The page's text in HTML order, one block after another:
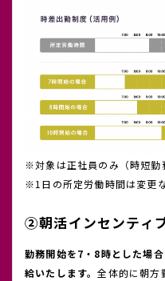
※対象は正社員のみ（時短勤
※1日の所定労働時間は変更
②朝活インセンティ
勤務開始を7・8時とした場
給いたします。全体的に朝方